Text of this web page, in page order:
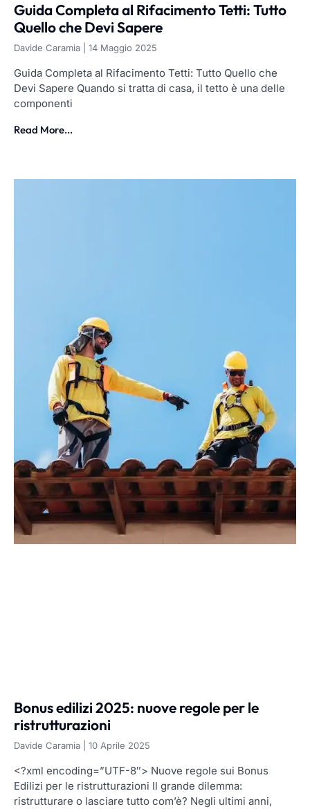
Guida Completa al Rifacimento Tetti: Tutto
Quello che Devi Sapere
Davide Caramia 14 Maggio 2025
Guida Completa al Rifacimento Tetti: Tutto Quello che
Devi Sapere Quando si tratta di casa, il tetto è una delle
componenti
Read More...
Bonus edilizi 2025: nuove regole per le
ristrutturazioni
Davide Caramia 10 Aprile 2025
<?xml encoding=”UTF-8″> Nuove regole sui Bonus
Edilizi per le ristrutturazioni Il grande dilemma:
ristrutturare o lasciare tutto com’è? Negli ultimi anni,